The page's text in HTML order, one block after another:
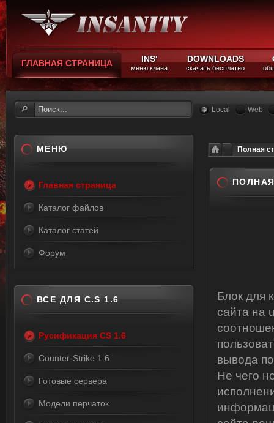
ГЛАВНАЯ СТРАНИЦА INS'
меню клана
DOWNLOADS
скачать бесплатно
Local Web
Полная
Блок для
сайта на
вывода
Не чего
МЕНЮ
Главная страница
Каталог файлов
Каталог статей
Форум
ВСЕ ДЛЯ C.S 1.6
Русификация CS 1.6
Counter-Strike 1.6
Готовые сервера
Модели перчаток